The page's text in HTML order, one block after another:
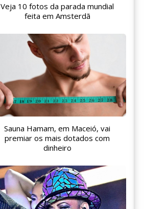
Veja 10 fotos da parada mundial
feita em Amsterdã
Sauna Hamam, em Maceió, vai
premiar os mais dotados com
dinheiro